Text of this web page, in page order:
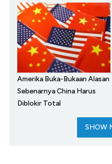
Amerika Buka-Bukaan Alasan
Sebenarnya China Harus
Diblokir Total
SHOW